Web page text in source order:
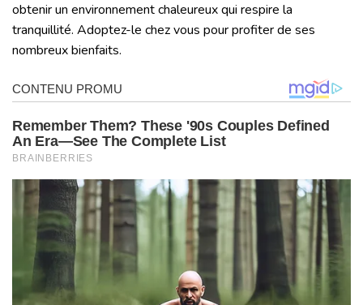
obtenir un environnement chaleureux qui respire la
tranquillité. Adoptez-le chez vous pour profiter de ses
nombreux bienfaits.